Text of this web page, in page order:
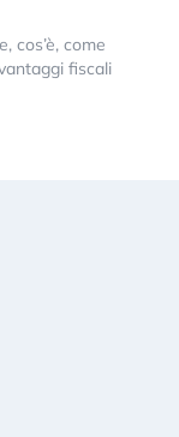
cos’è, come
fiscali